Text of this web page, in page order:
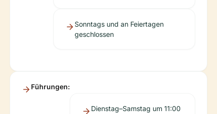
Sonntags und an Feiertagen
geschlossen
Führungen:
Dienstag–Samstag um 11:00